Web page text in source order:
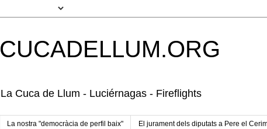
CUCADELLUM.ORG
La Cuca de Llum - Luciérnagas - Fireflights
La nostra "democràcia de perfil baix" El jurament dels diputats a Pere el